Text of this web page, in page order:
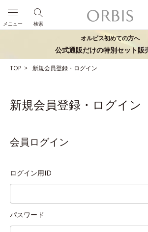
検索
メニュー
オルビス初めての方へ
公式通販だけの特別セット販
TOP 新規会員登録・ログイン
新規会員登録・ログイン
会員ログイン
ログイン用ID
パスワード